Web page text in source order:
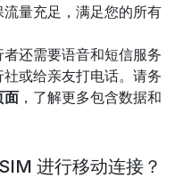
量充足，满足您的所有
者还需要语音和短信服务
或给亲友打电话。请务
面 ，了解更多包含数据和
进行移动连接？